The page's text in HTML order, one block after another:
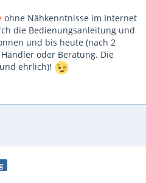
ohne Nähkenntnisse im Internet
die Bedienungsanleitung und
und bis heute (nach 2
oder Beratung. Die
ehrlich)!